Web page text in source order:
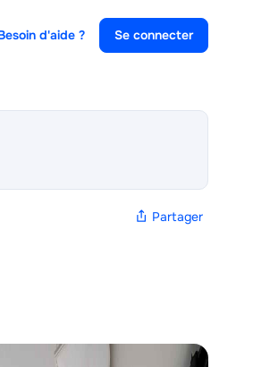
d'aide ? Se connecter
Partager